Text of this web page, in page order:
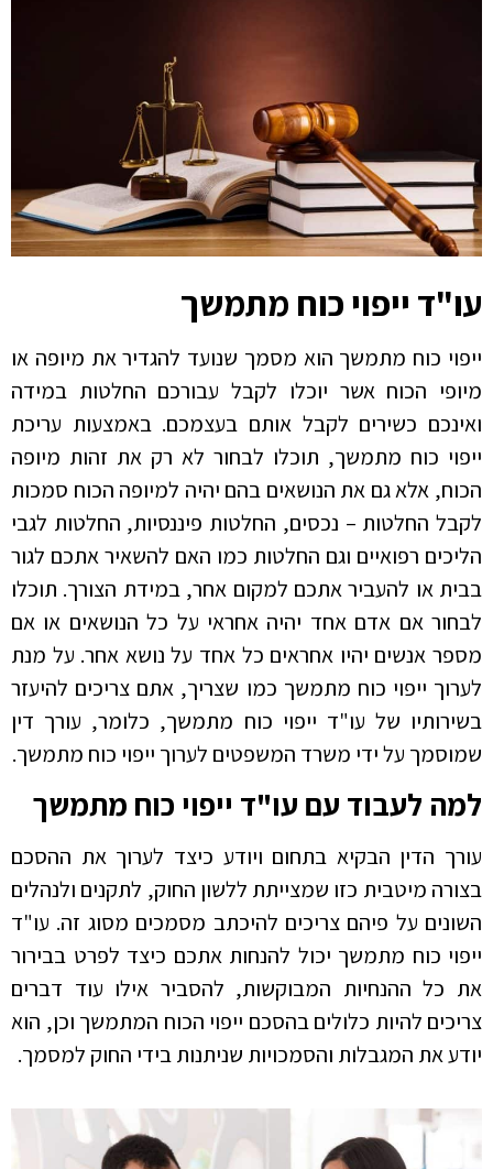
עו"ד ייפוי כוח מתמשך
ייפוי כוח מתמשך הוא מסמך שנועד להגדיר את מיופה או
מיופי הכוח אשר יוכלו לקבל עבורכם החלטות במידה
ואינכם כשירים לקבל אותם בעצמכם. באמצעות עריכת
ייפוי כוח מתמשך, תוכלו לבחור לא רק את זהות מיופה
הכוח, אלא גם את הנושאים בהם יהיה למיופה הכוח סמכות
לקבל החלטות – נכסים, החלטות פיננסיות, החלטות לגבי
הליכים רפואיים וגם החלטות כמו האם להשאיר אתכם לגור
בבית או להעביר אתכם למקום אחר, במידת הצורך. תוכלו
לבחור אם אדם אחד יהיה אחראי על כל הנושאים או אם
מספר אנשים יהיו אחראים כל אחד על נושא אחר. על מנת
לערוך ייפוי כוח מתמשך כמו שצריך, אתם צריכים להיעזר
בשירותיו של עו"ד ייפוי כוח מתמשך, כלומר, עורך דין
שמוסמך על ידי משרד המשפטים לערוך ייפוי כוח מתמשך.
למה לעבוד עם עו"ד ייפוי כוח מתמשך
עורך הדין הבקיא בתחום ויודע כיצד לערוך את ההסכם
בצורה מיטבית כזו שמצייתת ללשון החוק, לתקנים ולנהלים
השונים על פיהם צריכים להיכתב מסמכים מסוג זה. עו"ד
ייפוי כוח מתמשך יכול להנחות אתכם כיצד לפרט בבירור
את כל ההנחיות המבוקשות, להסביר אילו עוד דברים
צריכים להיות כלולים בהסכם ייפוי הכוח המתמשך וכן, הוא
יודע את המגבלות והסמכויות שניתנות בידי החוק למסמך.